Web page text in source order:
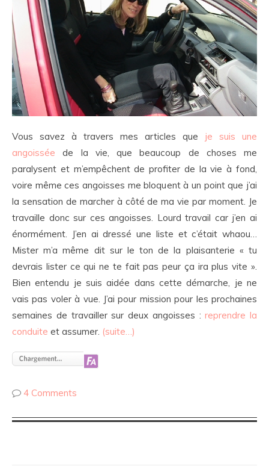
Vous savez à travers mes articles que je suis une
angoisséede la vie, que beaucoup de choses me
paralysent et m’empêchent de profiter de la vie à fond,
voire même ces angoisses me bloquent à un point que j’ai
la sensation de marcher à côté de ma vie par moment. Je
travaille donc sur ces angoisses. Lourd travail car j’en ai
énormément. J’en ai dressé une liste et c’était whaou…
Mister m’a même dit sur le ton de la plaisanterie « tu
devrais lister ce qui ne te fait pas peur ça ira plus vite ».
Bien entendu je suis aidée dans cette démarche, je ne
vais pas voler à vue. J’ai pour mission pour les prochaines
semaines de travailler sur deux angoisses :reprendre la
conduite et assumer. (suite…)
4 Comments